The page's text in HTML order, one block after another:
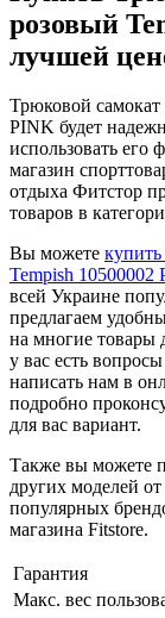
розовый
лучшей
Трюковой
PINK будет
использовать его
магазин
отдыха Фитстор
товаров в
Вы можете
Tempish 10500002
всей Украине
предлагаем
на многие товары
у вас есть
написать нам в
подробно
для вас вариант.
Также вы можете
других моделей
популярных
магазина Fitstore.
Гарантия
Макс. вес